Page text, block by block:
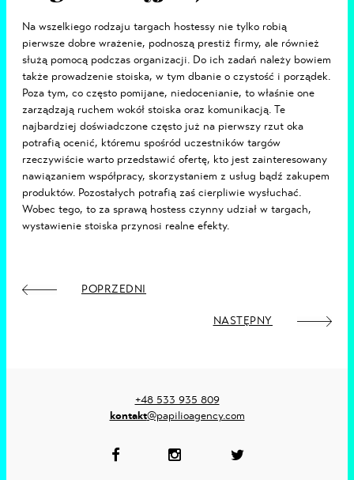
Na wszelkiego rodzaju targach hostessy nie tylko robią
pierwsze dobre wrażenie, podnoszą prestiż firmy, ale również
służą pomocą podczas organizacji. Do ich zadań należy bowiem
także prowadzenie stoiska, w tym dbanie o czystość i porządek.
Poza tym, co często pomijane, niedocenianie, to właśnie one
zarządzają ruchem wokół stoiska oraz komunikacją. Te
najbardziej doświadczone często już na pierwszy rzut oka
potrafią ocenić, któremu spośród uczestników targów
rzeczywiście warto przedstawić ofertę, kto jest zainteresowany
nawiązaniem współpracy, skorzystaniem z usług bądź zakupem
produktów. Pozostałych potrafią zaś cierpliwie wysłuchać.
Wobec tego, to za sprawą hostess czynny udział w targach,
wystawienie stoiska przynosi realne efekty.
POPRZEDNI
NASTĘPNY
+48 533 935 809
kontakt@papilioagency.com